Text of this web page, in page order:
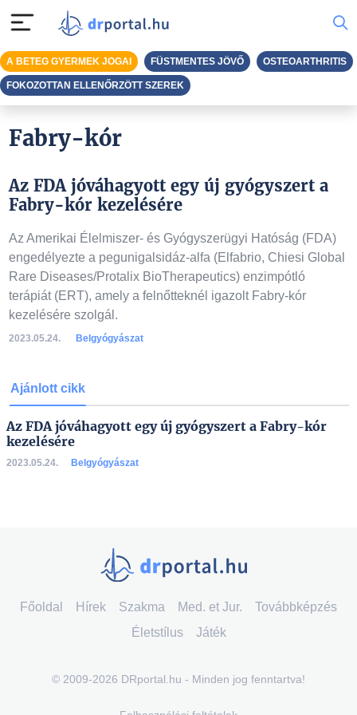
Fabry-kór
Az FDA jóváhagyott egy új gyógyszert a
Fabry-kór kezelésére
Az Amerikai Élelmiszer- és Gyógyszerügyi Hatóság (FDA)
engedélyezte a pegunigalsidáz-alfa (Elfabrio, Chiesi Global
Rare Diseases/Protalix BioTherapeutics) enzimpótló
terápiát (ERT), amely a felnőtteknél igazolt Fabry-kór
kezelésére szolgál.
2023.05.24. Belgyógyászat
Ajánlott cikk
Az FDA jóváhagyott egy új gyógyszert a Fabry-kór
kezelésére
2023.05.24. Belgyógyászat
A BETEG GYERMEK JOGAI FÜSTMENTES JÖVŐ OSTEOARTHRITIS
FOKOZOTTAN ELLENŐRZÖTT SZEREK
Főoldal Hírek Szakma Med. et Jur.
Továbbképzés
Életstílus
Játék
© 2009-2026 DRportal.hu - Minden jog fenntartva!